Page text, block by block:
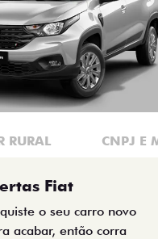
RURAL CNPJ E
Fiat
o seu carro novo
acabar, então corra